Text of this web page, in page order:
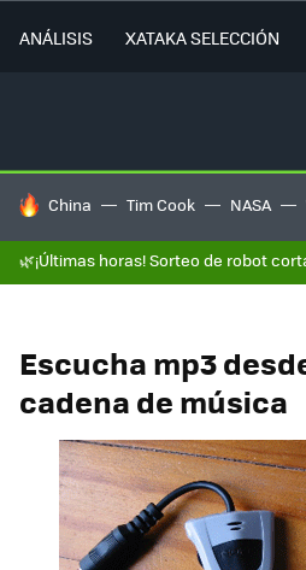
ANÁLISIS XATAKA SELECCIÓN
HOY SE HABLA DE
China Tim Cook NASA
🌿¡Últimas horas! Sorteo de robot
Escucha mp3
cadena de música